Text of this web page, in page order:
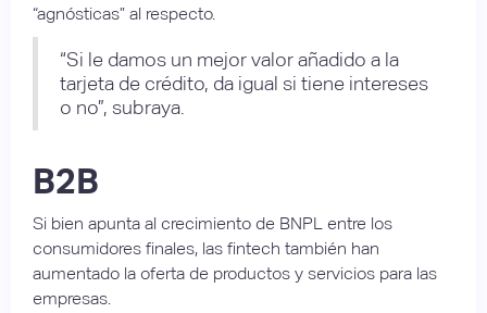
“agnósticas” al respecto.
“Si le damos un mejor valor añadido a la
tarjeta de crédito, da igual si tiene intereses
o no”, subraya.
B2B
Si bien apunta al crecimiento de BNPL entre los
consumidores finales, las fintech también han
aumentado la oferta de productos y servicios para las
empresas.